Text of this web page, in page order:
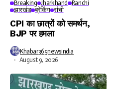
Breaking Jharkhand
Ranchi
झारखंड ब्रेकिंग रांची
CPI का छात्रों को समर्थन,
BJP पर हमला
Khabar365newsindia
August 9, 2026